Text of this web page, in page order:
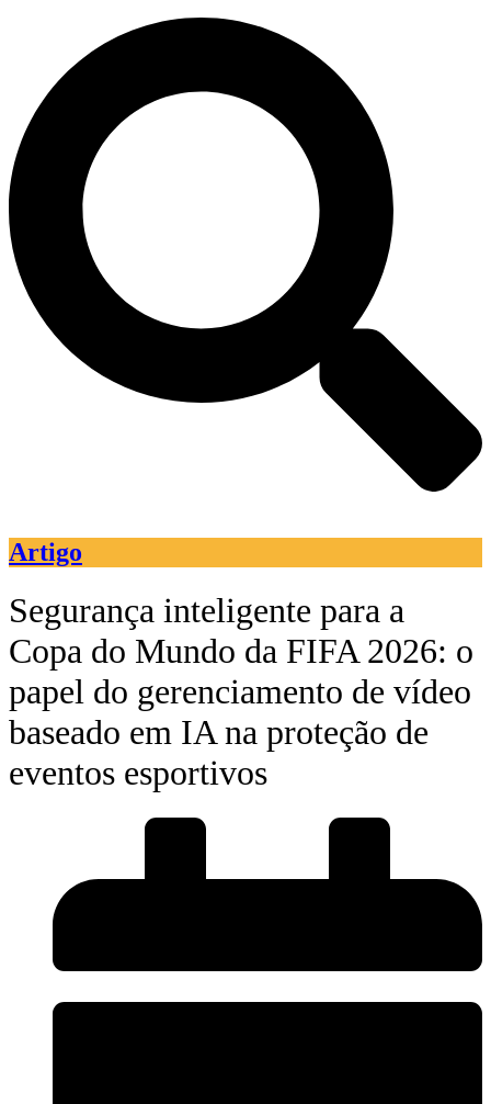
Artigo
Segurança inteligente para a
Copa do Mundo da FIFA 2026: o
papel do gerenciamento de vídeo
baseado em IA na proteção de
eventos esportivos